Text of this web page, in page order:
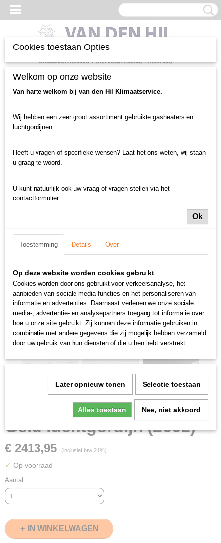
Inloggen Registreren
(0)
Home >Luchtgordijnen en toebehoren>Luchtgordijn gebruikt>
deurbreedte tot 2.5 meter> Centrale Verwarming
Gelu luchtgordijn
(2602)
Gelu luchtgordijn (2602)
€ 2413,95 (inclusief btw 21%)
✓ Op voorraad
Aantal
IN WINKELWAGEN
Cookies toestaan Opties
Welkom op onze website
Van harte welkom bij van den Hil Klimaatservice.
Wij hebben een zeer groot assortiment gebruikte gasheaters en
luchtgordijnen.
Heeft u vragen of specifieke wensen? Laat het ons weten, wij staan
u graag te woord.
U kunt natuurlijk ook uw vraag of vragen stellen via het
contactformulier.
Ok
Toestemming Details Over
Op deze website worden cookies gebruikt
Cookies worden door ons gebruikt voor verkeersanalyse, het
aanbieden van sociale media-functies en het personaliseren van
informatie en advertenties. Daarnaast verlenen we onze sociale
media-, advertentie- en analysepartners toegang tot informatie over
hoe u onze site gebruikt. Zij kunnen deze informatie gebruiken in
combinatie met andere gegevens die zij mogelijk hebben verzameld
door uw gebruik van hun diensten of die u hen hebt verstrekt.
Later opnieuw tonen Selectie toestaan
Alles toestaan Nee, niet akkoord